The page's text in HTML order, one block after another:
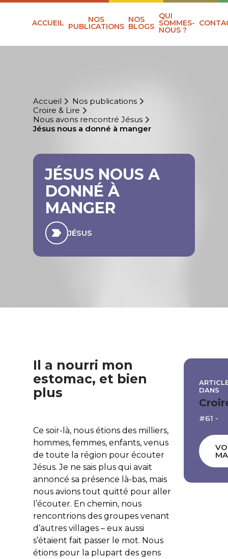
ACCUEIL NOS
PUBLICATIONS
NOS
BLOGS
QUI
SOMMES-
NOUS ?
Accueil
Nos publications
Croire & Lire
Nous avons rencontré Jésus
Jésus nous a donné à manger
JÉSUS NOUS A
DONNÉ À
MANGER
JÉSUS
Il a nourri mon
estomac, et bien
plus
Ce soir-là, nous étions des milliers,
hommes, femmes, enfants, venus
de toute la région pour écouter
Jésus. Je ne sais plus qui avait
annoncé sa présence là-bas, mais
nous avions tout quitté pour aller
l’écouter. En chemin, nous
rencontrions des groupes venant
d’autres villages – eux aussi
s’étaient fait passer le mot. Nous
étions pour la plupart des gens
DANS
#61 -